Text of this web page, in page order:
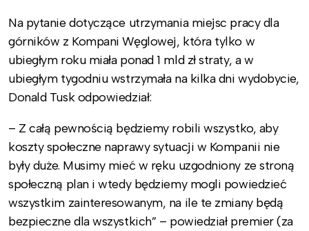
Na pytanie dotyczące utrzymania miejsc pracy dla
górników z Kompani Węglowej, która tylko w
ubiegłym roku miała ponad 1 mld zł straty, a w
ubiegłym tygodniu wstrzymała na kilka dni wydobycie,
Donald Tusk odpowiedział:
– Z całą pewnością będziemy robili wszystko, aby
koszty społeczne naprawy sytuacji w Kompanii nie
były duże. Musimy mieć w ręku uzgodniony ze stroną
społeczną plan i wtedy będziemy mogli powiedzieć
wszystkim zainteresowanym, na ile te zmiany będą
bezpieczne dla wszystkich” – powiedział premier (za